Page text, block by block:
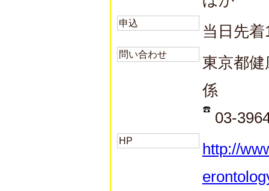
申込 当日先
問い合わせ
東京都
係
03-
HP
http://